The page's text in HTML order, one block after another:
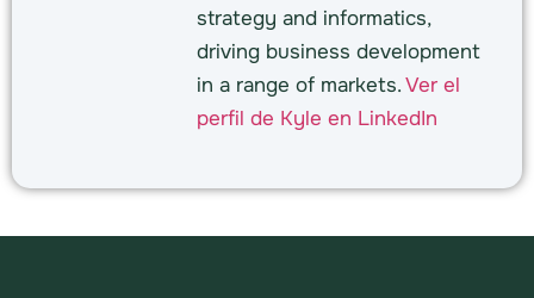
strategy and informatics,
driving business development
in a range of markets.Ver el
perfil de Kyle en LinkedIn